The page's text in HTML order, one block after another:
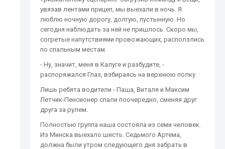
увязав лентами прицеп, мы выехали в ночь. Я
люблю ночную дорогу, долгую, пустынную. Но
сегодня наблюдать за ней не пришлось. Скоро мы,
согретые напутствиями провожающих, расползлись
по спальным местам.
- Ну, значит, меня в Калуге и разбудите, -
распоряжался Глаз, взбираясь на верхнюю полку.
Лишь ребята водители - Паша, Виталя и Максим
Летчик-Пенсионер спали поочередно, сменяя друг
друга за рулем.
Полностью группа наша состояла из семи человек.
Из Минска выехало шесть. Седьмого Артема,
должна были утром следующего дня забрать в